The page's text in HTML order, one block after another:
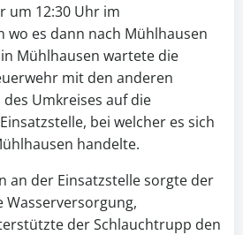
um 12:30 Uhr im
wo es dann nach Mühlhausen
Mühlhausen wartete die
mit den anderen
Umkreises auf die
bei welcher es sich
handelte.
an der Einsatzstelle sorgte der
der Schlauchtrupp den